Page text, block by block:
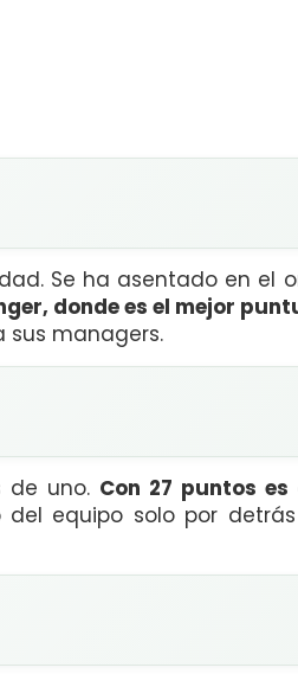
Se ha asentado en el
donde es el mejor
sus managers.
de uno. Con 27 puntos
equipo solo por